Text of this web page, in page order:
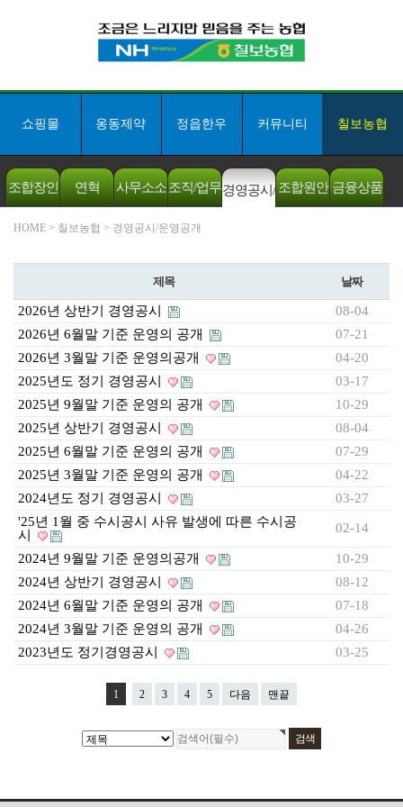
쇼핑몰 옹동제약 정읍한우 커뮤니티 칠보농협
조합장인
사
연혁 사무소소
개
조직/업무
분장
경영공시/ 조합원안 금융상품
HOME > 칠보농협 > 경영공시/운영공개
제목 날짜
2026년 상반기 경영공시
08-04
2026년 6월말 기준 운영의 공개
07-21
2026년 3월말 기준 운영의공개
04-20
2025년도 정기 경영공시
03-17
2025년 9월말 기준 운영의 공개
10-29
2025년 상반기 경영공시
08-04
2025년 6월말 기준 운영의 공개
07-29
2025년 3월말 기준 운영의 공개
04-22
2024년도 정기 경영공시
03-27
'25년 1월 중 수시공시 사유 발생에 따른 수시공
시
02-14
2024년 9월말 기준 운영의공개
10-29
2024년 상반기 경영공시
08-12
2024년 6월말 기준 운영의 공개
07-18
2024년 3월말 기준 운영의 공개
04-26
2023년도 정기경영공시
03-25
1 2 3 4 5 다음 맨끝